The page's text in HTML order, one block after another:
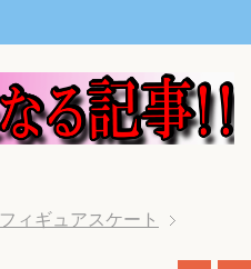
フィギュアスケート